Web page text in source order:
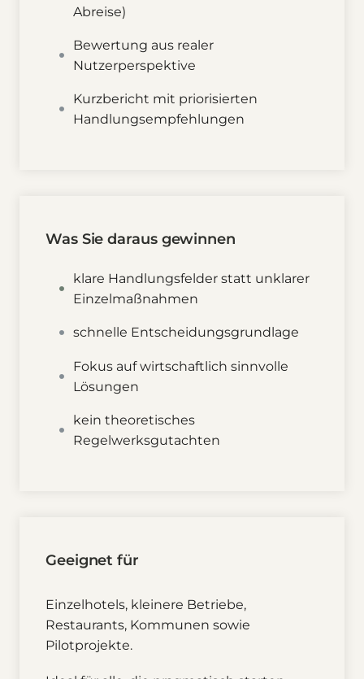
Abreise)
Bewertung aus realer
Nutzerperspektive
Kurzbericht mit priorisierten
Handlungsempfehlungen
Was Sie daraus gewinnen
klare Handlungsfelder statt unklarer
Einzelmaßnahmen
schnelle Entscheidungsgrundlage
Fokus auf wirtschaftlich sinnvolle
Lösungen
kein theoretisches
Regelwerksgutachten
Geeignet für
Einzelhotels, kleinere Betriebe,
Restaurants, Kommunen sowie
Pilotprojekte.